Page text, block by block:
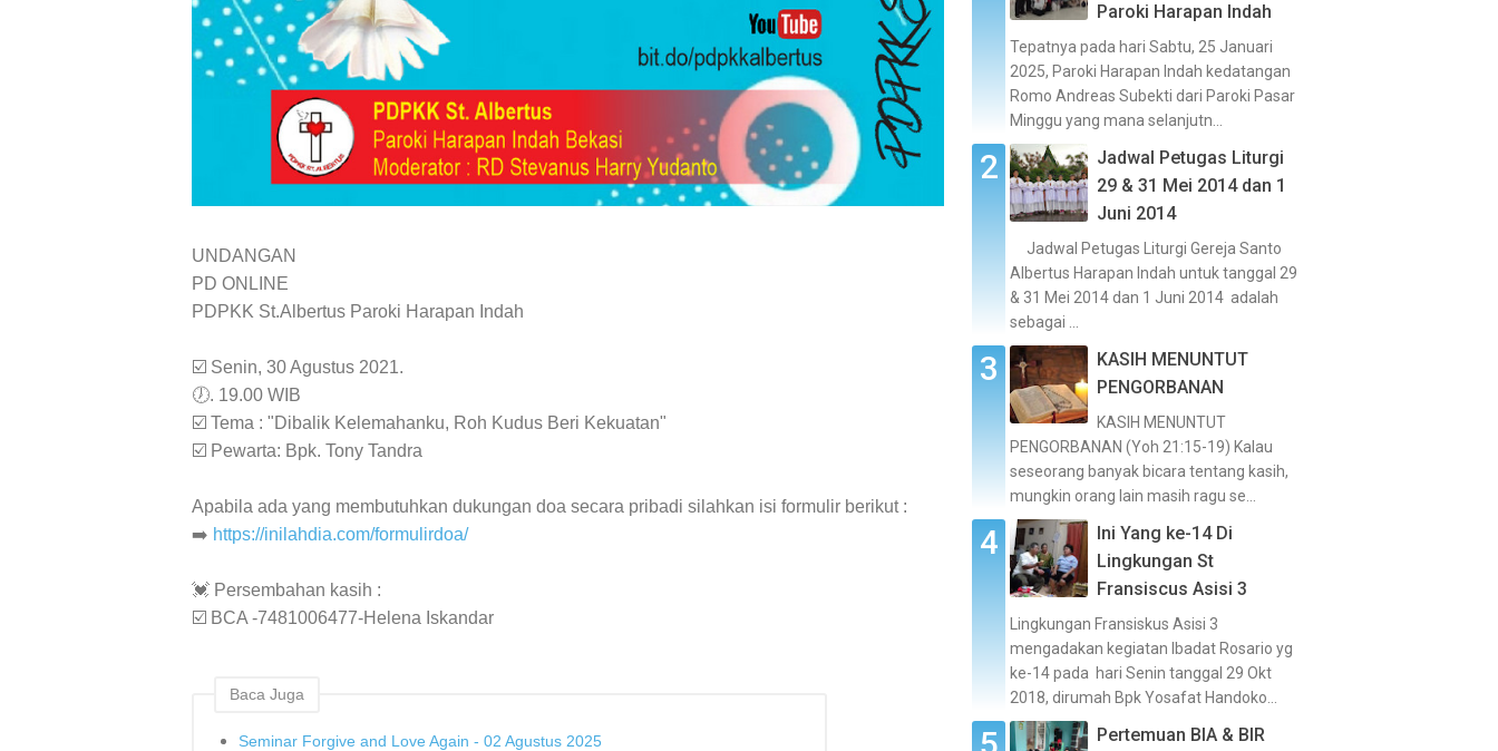
UNDANGAN
PD ONLINE
PDPKK St.Albertus Paroki Harapan Indah
☑️ Senin, 30 Agustus 2021.
🕖. 19.00 WIB
☑️ Tema : "Dibalik Kelemahanku, Roh Kudus Beri Kekuatan"
☑️ Pewarta: Bpk. Tony Tandra
Apabila ada yang membutuhkan dukungan doa secara pribadi silahkan isi formulir berikut :
➡️ https://inilahdia.com/formulirdoa/
💓 Persembahan kasih :
☑️ BCA -7481006477-Helena Iskandar
Baca Juga
Seminar Forgive and Love Again - 02 Agustus 2025
Paroki Harapan Indah
Tepatnya pada hari Sabtu, 25 Januari
2025, Paroki Harapan Indah kedatangan
Romo Andreas Subekti dari Paroki Pasar
Minggu yang mana selanjutn...
Jadwal Petugas Liturgi
29 & 31 Mei 2014 dan 1
Juni 2014
Jadwal Petugas Liturgi Gereja Santo
Albertus Harapan Indah untuk tanggal 29
& 31 Mei 2014 dan 1 Juni 2014 adalah
sebagai ...
KASIH MENUNTUT
PENGORBANAN
KASIH MENUNTUT
PENGORBANAN (Yoh 21:15-19) Kalau
seseorang banyak bicara tentang kasih,
mungkin orang lain masih ragu se...
Ini Yang ke-14 Di
Lingkungan St
Fransiscus Asisi 3
Lingkungan Fransiskus Asisi 3
mengadakan kegiatan Ibadat Rosario yg
ke-14 pada hari Senin tanggal 29 Okt
2018, dirumah Bpk Yosafat Handoko...
Pertemuan BIA & BIR